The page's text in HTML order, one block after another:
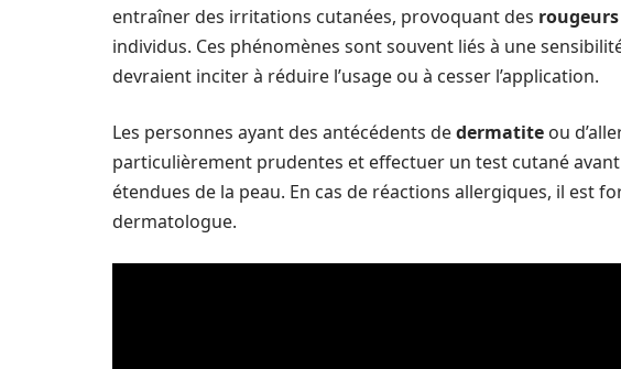
entraîner des irritations cutanées, provoquant des rougeurs
individus. Ces phénomènes sont souvent liés à une
devraient inciter à réduire l’usage ou à cesser l’application.
Les personnes ayant des antécédents dedermatite ou
particulièrement prudentes et effectuer un test cutané avant
étendues de la peau. En cas de réactions allergiques, il est
dermatologue.